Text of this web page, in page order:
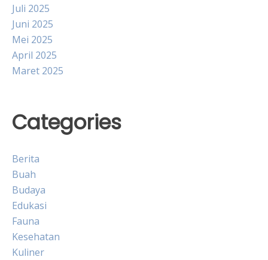
Juli 2025
Juni 2025
Mei 2025
April 2025
Maret 2025
Categories
Berita
Buah
Budaya
Edukasi
Fauna
Kesehatan
Kuliner